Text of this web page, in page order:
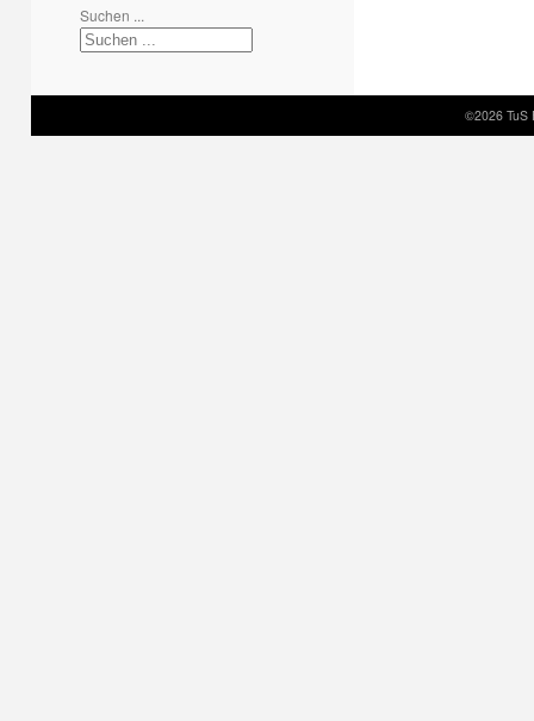
Suchen ...
©2026 TuS